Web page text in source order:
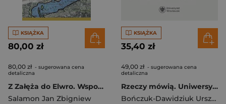
KSIĄŻKA
80,00 zł
80,00 zł - sugerowana cena
detaliczna
Z Załęża do Elwro. Wspomnienia
Salamon Jan Zbigniew
KSIĄŻKA
35,40 zł
49,00 zł - sugerowana cena
detaliczna
Rzeczy mówią. Uniwersyteckie historie opowiedziane przedmiotami / Things Speak. University Stories Told with Objects
Bończuk-Dawidziuk Urszula red.